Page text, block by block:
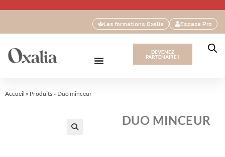
Espace Pro
Les formations Oxalia
DEVENEZ
PARTENAIRE !
Accueil » Produits » Duo minceur
DUO MINCEUR